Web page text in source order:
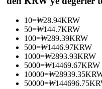
10=₩28.94KRW
50=₩144.7KRW
100=₩289.39KRW
500=₩1446.97KRW
1000=₩2893.93KRW
5000=₩14469.67KRW
10000=₩28939.35
50000=₩144696.75